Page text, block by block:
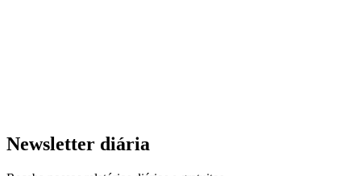
Newsletter diária